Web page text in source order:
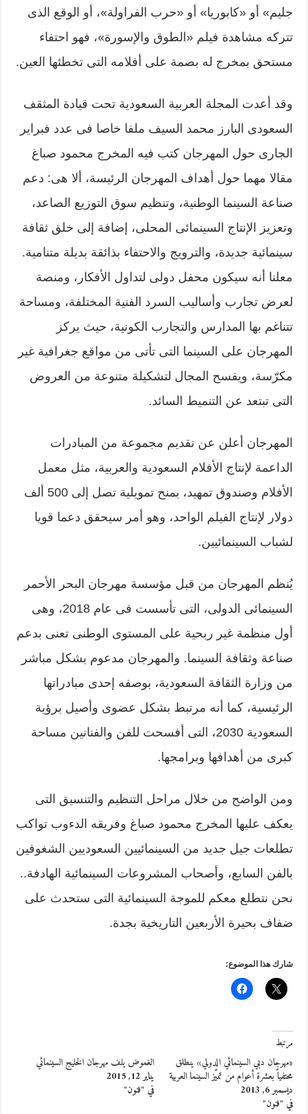
جليم» أو «كابوريا» أو «حرب الفراولة»، أو الوقع الذى
تتركه مشاهدة فيلم «الطوق والإسورة»، فهو احتفاء
مستحق بمخرج له بصمة على أفلامه التى تخطئها العين.
وقد أعدت المجلة العربية السعودية تحت قيادة المثقف
السعودى البارز محمد السيف ملفا خاصا فى عدد فبراير
الجارى حول المهرجان كتب فيه المخرج محمود صباغ
مقالا مهما حول أهداف المهرجان الرئيسة، ألا هى: دعم
صناعة السينما الوطنية، وتنظيم سوق التوزيع الصاعد،
وتعزيز الإنتاج السينمائى المحلى، إضافة إلى خلق ثقافة
سينمائية جديدة، والترويج والاحتفاء بذائقة بديلة متنامية.
معلنا أنه سيكون محفل دولى لتداول الأفكار، ومنصة
لعرض تجارب وأساليب السرد الفنية المختلفة، ومساحة
تتناغم بها المدارس والتجارب الكونية، حيث يركز
المهرجان على السينما التى تأتى من مواقع جغرافية غير
مكرّسة، ويفسح المجال لتشكيلة متنوعة من العروض
التى تبتعد عن التنميط السائد.
المهرجان أعلن عن تقديم مجموعة من المبادرات
الداعمة لإنتاج الأفلام السعودية والعربية، مثل معمل
الأفلام وصندوق تمهيد، بمنح تمويلية تصل إلى 500 ألف
دولار لإنتاج الفيلم الواحد، وهو أمر سيحقق دعما قويا
لشباب السينمائيين.
يُنظم المهرجان من قبل مؤسسة مهرجان البحر الأحمر
السينمائى الدولى، التى تأسست فى عام 2018، وهى
أول منظمة غير ربحية على المستوى الوطنى تعنى بدعم
صناعة وثقافة السينما. والمهرجان مدعوم بشكل مباشر
من وزارة الثقافة السعودية، بوصفه إحدى مبادراتها
الرئيسية، كما أنه مرتبط بشكل عضوى وأصيل برؤية
السعودية 2030، التى أفسحت للفن والفنانين مساحة
كبرى من أهدافها وبرامجها.
ومن الواضح من خلال مراحل التنظيم والتنسيق التى
يعكف عليها المخرج محمود صباغ وفريقه الدءوب تواكب
تطلعات جيل جديد من السينمائيين السعوديين الشغوفين
بالفن السابع، وأصحاب المشروعات السينمائية الهادفة..
نحن نتطلع معكم للموجة السينمائية التى ستحدث على
ضفاف بحيرة الأربعين التاريخية بجدة.
شارك هذا الموضوع:
مرتبط
«مهرجان دبي السينمائي الدولي» ينطلق
محتفياً بعشرة أعوام من تميّز السينما العربية
ديسمبر 6, 2013
في "فنون"
الغموض يلف مهرجان الخليج السينمائي
يناير 12, 2015
في "فنون"